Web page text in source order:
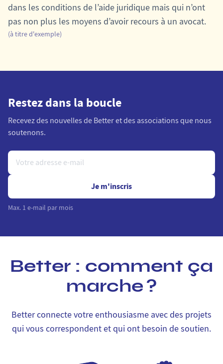
dans les conditions de l’aide juridique mais qui n’ont
pas non plus les moyens d’avoir recours à un avocat.
(à titre d'exemple)
Restez dans la boucle
Recevez des nouvelles de Better et des associations que nous
soutenons.
Je m'inscris
Max. 1 e-mail par mois
Better : comment ça
marche ?
Better connecte votre enthousiasme avec des projets
qui vous correspondent et qui ont besoin de soutien.